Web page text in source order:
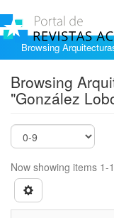
Browsing
Browsing
"González
Now showing items 1-